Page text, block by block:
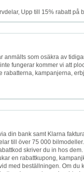
Upp till 15% rabatt på
som osäkra av
fungerar kommer vi att
rabatterna, kampanjerna,
din bank samt Klarna
till över 75 000
skriver du in hos dem.
en rabattkupong,
med beställningen. Om du